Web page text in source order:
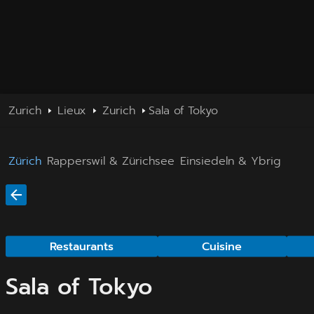
Zurich Lieux Zurich Sala of Tokyo
Zürich Rapperswil & Zürichsee Einsiedeln & Ybrig
Restaurants Cuisine
Sala of Tokyo